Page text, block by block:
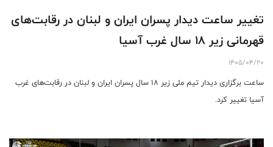
تغییر ساعت دیدار پسران ایران و لبنان در رقابت‌های
قهرمانی زیر ۱۸ سال غرب آسیا
1405/04/20
ساعت برگزاری دیدار تیم ملی زیر ۱۸ سال پسران ایران و لبنان در رقابت‌های غرب
آسیا تغییر کرد.